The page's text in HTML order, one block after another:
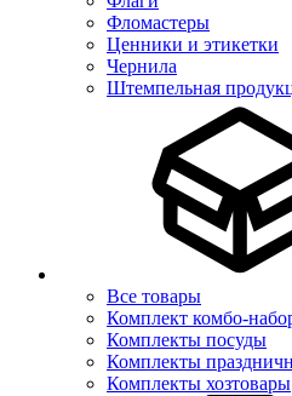
Фломастеры
Ценники и этикетки
Чернила
Штемпельная
Все товары
Комплект комбо-
Комплекты посуды
Комплекты
Комплекты хозтовары